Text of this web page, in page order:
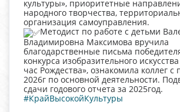
культуры», приоритетные
народного творчества,
организация самоуправления.
Методист по работе с детьми
Владимировна Максимова вручила
благодарственные письма
конкурса изобразительного
час Рождества», ознакомила коллег с
2026г по основной деятельности.
сдачи годового отчета за 2025год.
#КрайВысокойКультуры